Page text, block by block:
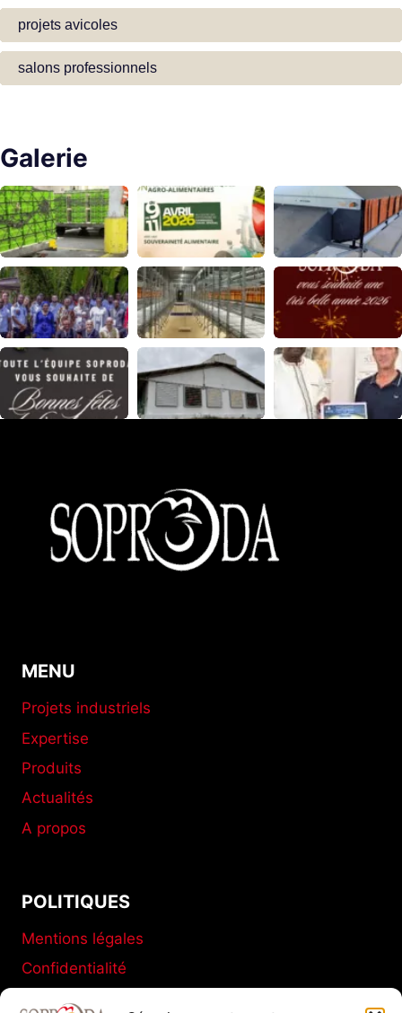
projets avicoles
salons professionnels
Galerie
MENU
Projets industriels
Expertise
Produits
Actualités
A propos
POLITIQUES
Mentions légales
Confidentialité
Conditions générales de vente